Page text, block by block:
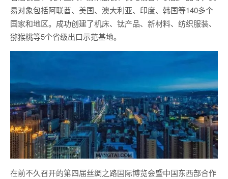
易对象包括阿联酋、美国、澳大利亚、印度、韩国等140多个
国家和地区。成功创建了机床、钛产品、新材料、纺织服装、
猕猴桃等5个省级出口示范基地。
在前不久召开的第四届丝绸之路国际博览会暨中国东西部合作